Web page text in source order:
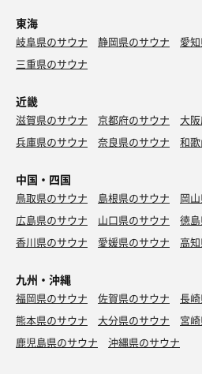
東海
岐阜県のサウナ 静岡県のサウナ
愛
三重県のサウナ
近畿
滋賀県のサウナ 京都府のサウナ
大
兵庫県のサウナ
奈良県のサウナ 和
中国・四国
鳥取県のサウナ 島根県のサウナ
岡
広島県のサウナ
山口県のサウナ
徳
香川県のサウナ
愛媛県のサウナ 高
九州・沖縄
福岡県のサウナ 佐賀県のサウナ
長
熊本県のサウナ
大分県のサウナ
宮
鹿児島県のサウナ
沖縄県のサウナ